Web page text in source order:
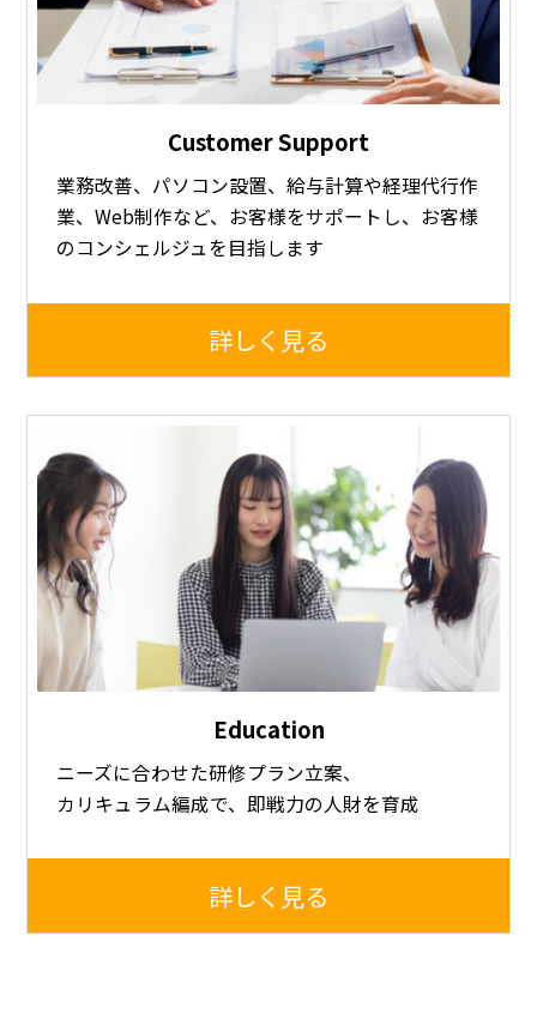
Customer Support
業務改善、パソコン設置、給与計算や経理代行作
業、Web制作など、お客様をサポートし、お客様
のコンシェルジュを目指します
詳しく見る
Education
ニーズに合わせた研修プラン立案、
カリキュラム編成で、即戦力の人財を育成
詳しく見る